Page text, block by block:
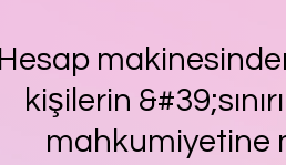
Hesap
kişilerin
mahkumiyetine